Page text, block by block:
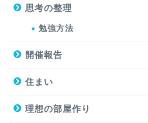
思考の整理
勉強方法
開催報告
住まい
理想の部屋作り